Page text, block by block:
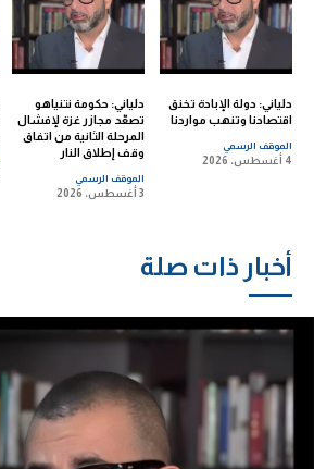
دلياني: دولة الإبادة تخنق
اقتصادنا وتنهب مواردنا
الموقف الرسمي
4 أغسطس، 2026
دلياني: حكومة نتنياهو
تصعّد مجازر غزة لإفشال
المرحلة الثانية من اتفاق
وقف إطلاق النار
الموقف الرسمي
3 أغسطس، 2026
أخبار ذات صلة